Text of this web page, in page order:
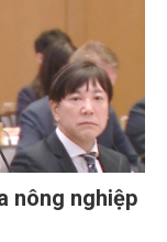
nông nghiệp